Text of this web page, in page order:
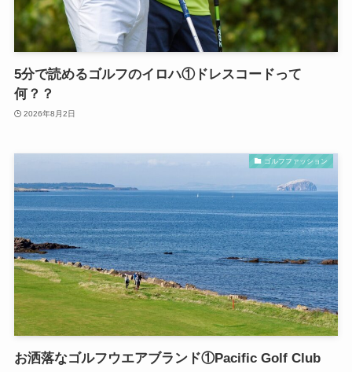
5分で読めるゴルフのイロハ①ドレスコードって
何？？
2026年8月2日
ゴルフファッション
お洒落なゴルフウエアブランド①Pacific Golf Club